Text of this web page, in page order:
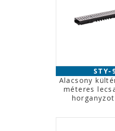
STY-
Alacsony
méteres